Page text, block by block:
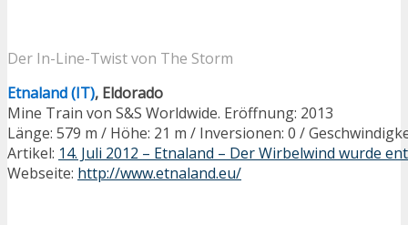
Der In-Line-Twist von The Storm
Etnaland (IT), Eldorado
Mine Train von S&S Worldwide. Eröffnung: 2013
Länge: 579 m / Höhe: 21 m / Inversionen: 0 /
Artikel: 14. Juli 2012 – Etnaland – Der Wirbelwind wurde
Webseite: http://www.etnaland.eu/